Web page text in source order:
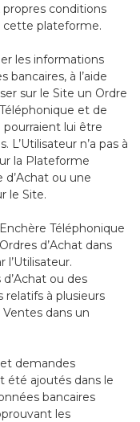
conditions
cette plateforme.
les informations
à l’aide
sur le Site un Ordre
et de
lui être
L’Utilisateur n’a pas à
la Plateforme
ou une
le Site.
Téléphonique
d’Achat dans
l’Utilisateur.
ou des
relatifs à plusieurs
dans un
demandes
été ajoutés dans le
bancaires
les